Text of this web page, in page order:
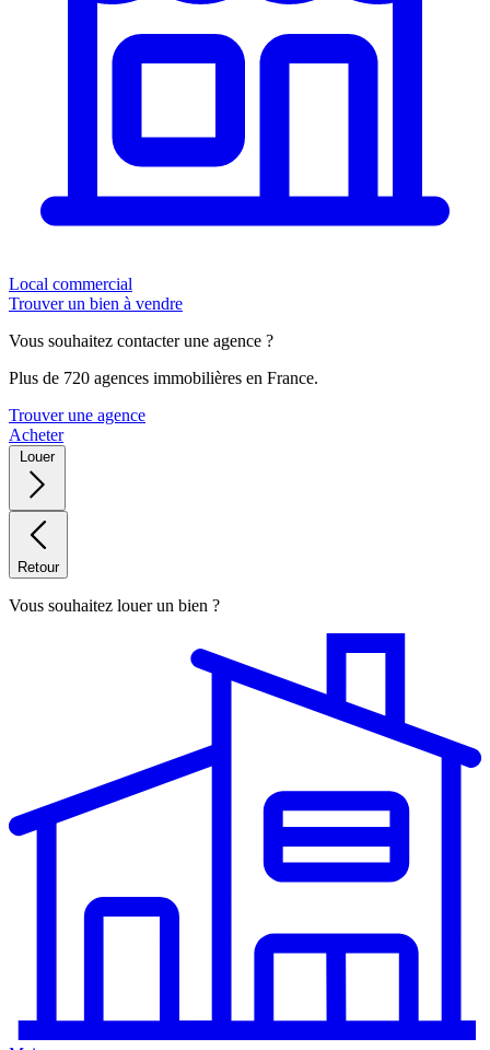
Local commercial
Trouver un bien à vendre
Vous souhaitez contacter une agence ?
Plus de 720 agences immobilières en France.
Trouver une agence
Acheter
Louer
Retour
Vous souhaitez louer un bien ?